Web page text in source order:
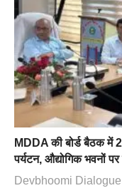
MDDA की बोर्ड बैठक में
पर्यटन, औद्योगिक भवनों
Devbhoomi Dialogue